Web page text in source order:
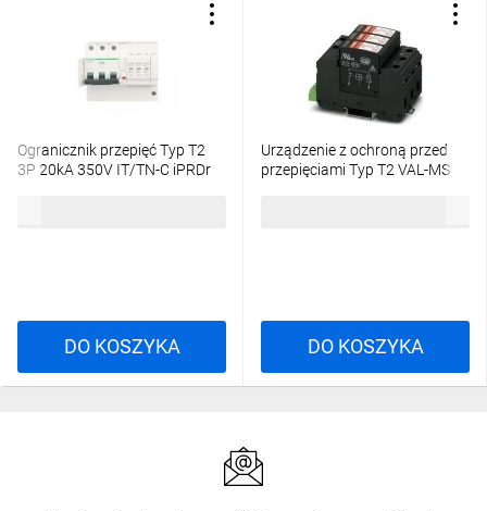
Ogranicznik przepięć Typ T2
3P 20kA 350V IT/TN-C iPRDr
DO KOSZYKA
Urządzenie z ochroną przed
przepięciami Typ T2 VAL-MS
DO KOSZYKA